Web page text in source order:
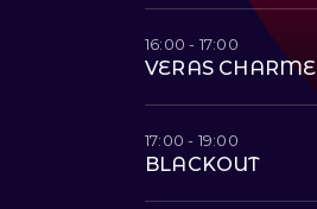
16:00 - 17:00
VERAS CHARME
17:00 - 19:00
BLACKOUT